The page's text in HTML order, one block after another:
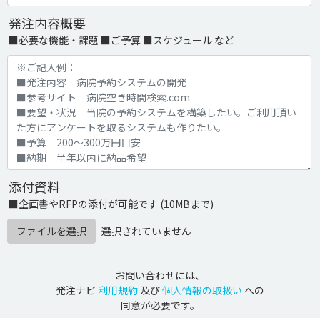
発注内容概要
■必要な機能・課題 ■ご予算 ■スケジュール など
添付資料
■企画書やRFPの添付が可能です (10MBまで)
ファイルを選択
選択されていません
お問い合わせには、
発注ナビ 利用規約 及び個人情報の取扱い への
同意が必要です。